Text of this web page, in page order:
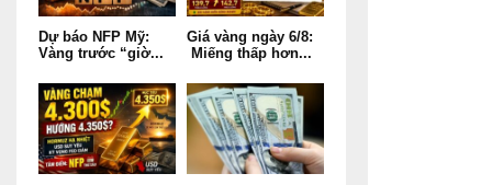
Dự báo NFP Mỹ:
Vàng trước “giờ...
Giá vàng ngày 6/8:
Miếng thấp hơn...